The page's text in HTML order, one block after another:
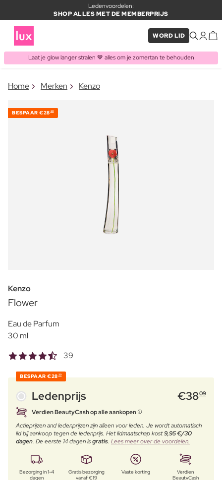
Ledenvoordelen:
SHOP ALLES MET DE MEMBERPRIJS
WORD LID
Laat je glow langer stralen 🤎 alles om je zomertan te behouden
ITEM TOEGEVOEGD AAN
Home Merken Kenzo
BESPAAR €28 20
Kenzo
Flower
Eau de Parfum
30 ml
39
BESPAAR €28 20
Ledenprijs €3809
Verdien BeautyCash op alle aankopen
Actieprijzen and ledenprijzen zijn alleen voor leden. Je wordt automatisch
lid bij aankoop tegen de ledenprijs. Het lidmaatschap kost9,95 €/30
dagen. De eerste 14 dagen isgratis. Lees meer over de voordelen.
Bezorging in 1-4
dagen
Gratis bezorging
vanaf €19
Vaste korting
Verdien
BeautyCash